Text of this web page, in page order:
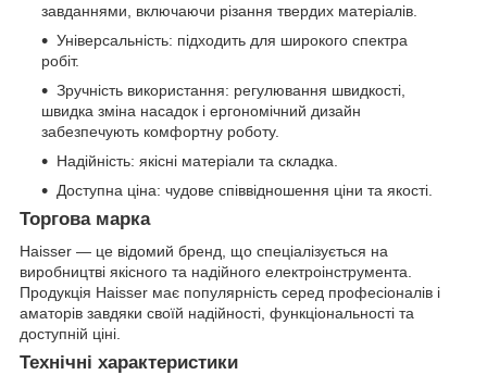
завданнями, включаючи різання твердих матеріалів.
Універсальність: підходить для широкого спектра
робіт.
Зручність використання: регулювання швидкості,
швидка зміна насадок і ергономічний дизайн
забезпечують комфортну роботу.
Надійність: якісні матеріали та складка.
Доступна ціна: чудове співвідношення ціни та якості.
Торгова марка
Haisser — це відомий бренд, що спеціалізується на
виробництві якісного та надійного електроінструмента.
Продукція Haisser має популярність серед професіоналів і
аматорів завдяки своїй надійності, функціональності та
доступній ціні.
Технічні характеристики